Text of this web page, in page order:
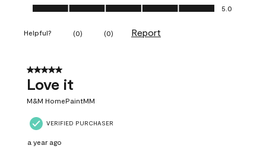
Ease of Application, 5.0 out of 5
5.0
Helpful? (0) (0) Report
5 out of 5 stars.
Love it
M&M HomePaintMM
VERIFIED PURCHASER
a year ago